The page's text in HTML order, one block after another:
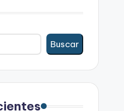
Buscar